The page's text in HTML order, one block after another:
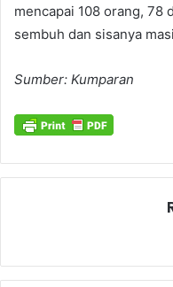
mencapai 108 orang, 78
sembuh dan sisanya
Sumber: Kumparan